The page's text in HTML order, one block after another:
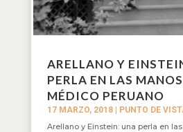
ARELLANO Y
PERLA EN LAS
MÉDICO PERUANO
17 MARZO, 2018|
PUNTO DE
Arellano y Einstein: una perla en